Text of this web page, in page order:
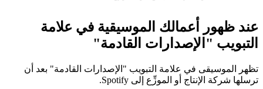
عند ظهور أعمالك الموسيقية في علامة
التبويب "الإصدارات القادمة"
تظهر الموسيقى في علامة التبويب "الإصدارات القادمة" بعد أن
ترسلها شركة الإنتاج أو الموزِّع إلى Spotify.